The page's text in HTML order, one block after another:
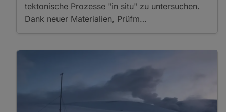
tektonische Prozesse "in situ" zu untersuchen.
Dank neuer Materialien, Prüfm…